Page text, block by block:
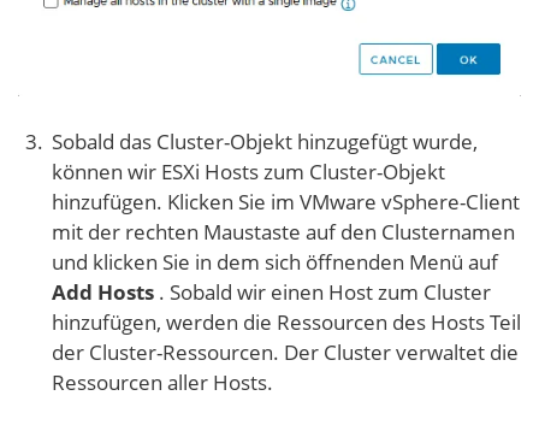
Sobald das Cluster-Objekt hinzugefügt wurde,
können wir ESXi Hosts zum Cluster-Objekt
hinzufügen. Klicken Sie im VMware vSphere-Client
mit der rechten Maustaste auf den Clusternamen
und klicken Sie in dem sich öffnenden Menü auf
Add Hosts . Sobald wir einen Host zum Cluster
hinzufügen, werden die Ressourcen des Hosts Teil
der Cluster-Ressourcen. Der Cluster verwaltet die
Ressourcen aller Hosts.